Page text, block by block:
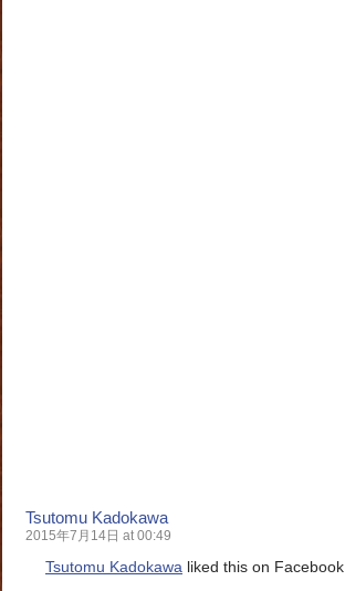
Tsutomu Kadokawa
2015年7月14日 at 00:49
Tsutomu Kadokawa liked this on Facebook.